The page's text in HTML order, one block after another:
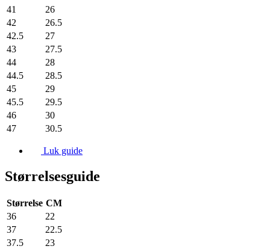
41
26
42
26.5
42.5
27
43
27.5
44
28
44.5
28.5
45
29
45.5
29.5
46
30
47
30.5
Luk guide
Størrelsesguide
Størrelse CM
36
22
37
22.5
37.5
23